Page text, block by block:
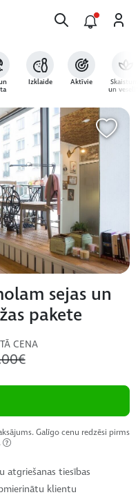
Izklaide Aktīvie
un
sejas un
pakete
CENA
Galīgo cenu redzēsi pirms
atgriešanas tiesības
klientu